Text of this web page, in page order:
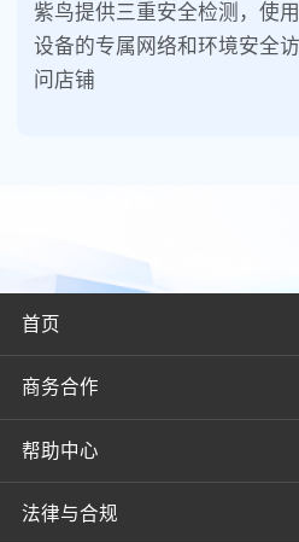
紫鸟提供三重安全检测，使用
设备的专属网络和环境安全访
问店铺
首页
商务合作
帮助中心
法律与合规